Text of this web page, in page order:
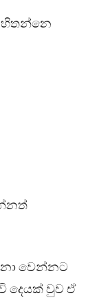
හිතන්නෙ
වෙන්නට
දෙයක් වුව ඒ